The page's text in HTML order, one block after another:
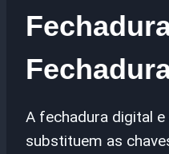
A fechadura digital
substituem as